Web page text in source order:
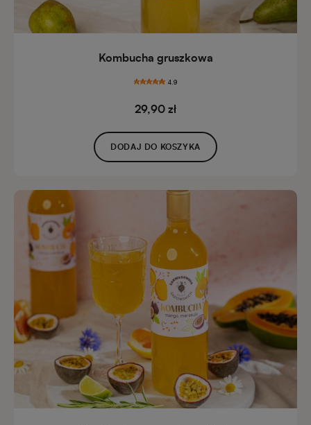
Kombucha gruszkowa
4.9
29,90 zł
DODAJ DO KOSZYKA